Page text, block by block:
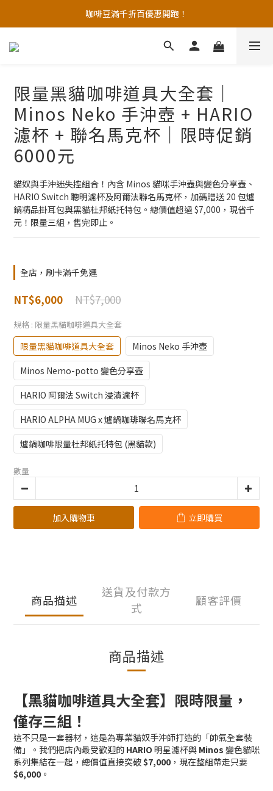
🚚台灣國內便利商店店到店免運優惠，宅配到家滿千免運！
咖啡豆滿千折百優惠開跑！
🚚台灣國內便利商店店到店免運優惠，宅配到家滿千免運！
限量黑貓咖啡道具大全套｜
Minos Neko 手沖壺 + HARIO
濾杯 + 聯名馬克杯｜限時促銷
6000元
貓奴與手沖迷失控組合！內含 Minos 貓咪手沖壺與變色分享壺、
HARIO Switch 聰明濾杯及阿爾法聯名馬克杯，加碼贈送 20 包爐
鍋精品掛耳包與黑貓杜邦紙托特包。總價值超過 $7,000，現省千
元！限量三組，售完即止。
全店，刷卡滿千免運
NT$7,000
NT$6,000
規格 : 限量黑貓咖啡道具大全套
限量黑貓咖啡道具大全套
Minos Neko 手沖壺
Minos Nemo-potto 變色分享壺
HARIO 阿爾法 Switch 浸漬濾杯
HARIO ALPHA MUG x 爐鍋咖琲聯名馬克杯
爐鍋咖啡限量杜邦紙托特包 (黑貓款)
數量
加入購物車 立即購買
商品描述
送貨及付款方
式
顧客評價
商品描述
【黑貓咖啡道具大全套】限時限量，
僅存三組！
這不只是一套器材，這是為專業貓奴手沖師打造的「帥氣全套裝
備」。我們把店內最受歡迎的 HARIO 明星濾杯與 Minos 變色貓咪
系列集結在一起，總價值直接突破$7,000 ，現在整組帶走只要
$6,000 。